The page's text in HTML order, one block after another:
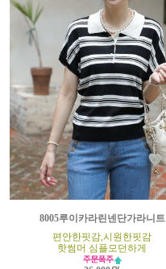
8005루이카라린넨단가라니트
편안한핏감,시원한핏감
핫썸머 심플모던하게